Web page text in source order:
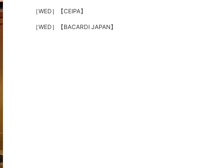
［WED］【CEIPA】
［WED］ 【BACARDI JAPAN】